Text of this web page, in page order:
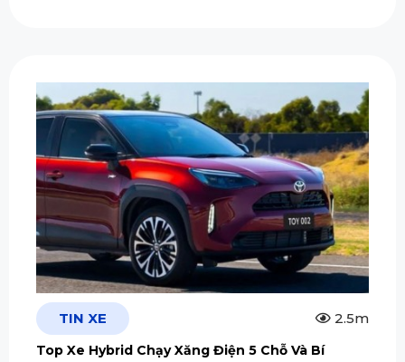
TIN XE 2.5m
Top Xe Hybrid Chạy Xăng Điện 5 Chỗ Và Bí